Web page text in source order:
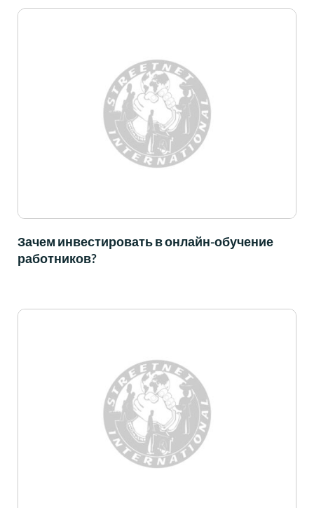
Зачем инвестировать в онлайн-обучение
работников?